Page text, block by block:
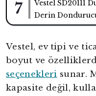
7
Vestel SD20111
Derin
Vestel, ev tipi ve
boyut ve
seçenekleri sunar.
kapasite değil,